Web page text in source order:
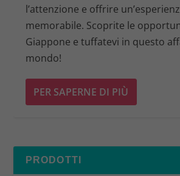
l’attenzione e offrire
memorabile. Scoprite le
Giappone e tuffatevi in questo
mondo!
PER SAPERNE DI PIÙ
PRODOTTI